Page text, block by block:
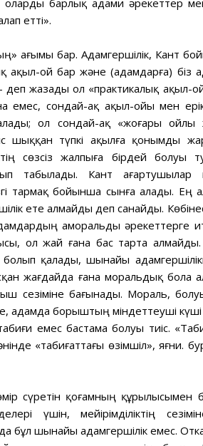
барлық адами әрекеттер
етті».
ағымы бар. Адамгершілік, Кант
ақыл-ой бар және (адамдарға) біз
жазады ол «практикалық ақыл-
емес, сондай-ақ ақыл-ойы мен
ол сондай-ақ «жоғары ойлы
шыққан түпкі ақылға қонымды
сөзсіз жалпыға бірдей болуы
табылады. Кант ағартушылар
тармақ бойынша сынға алады. Ең
ете алмайды деп санайды.
аморальды әрекеттерге
ол жай ғана бас тарта алмайды.
қалады, шынайы
жағдайда ғана моральдық бола
сезіміне бағынады. Мораль,
адамда борыштың міндеттеуші
емес бастама болуы тиіс.
«табиғаттағы өзімшіл», яғни.
сүретін қоғамның құрылысымен
үшін, мейірімділіктің
бұл шынайы адамгершілік емес.